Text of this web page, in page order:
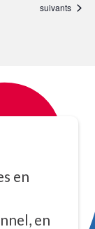
Événements
suivants
en
en